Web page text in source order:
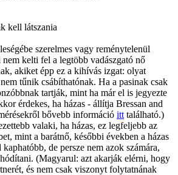
kell látszania
szerelmes vagy reménytelenül
kelti fel a legtöbb vadászgató nő
akiket épp ez a kihívás izgat: olyat
tűnik csábíthatónak. Ha a pasinak csak
tartják, mint ha már el is jegyezte
érdekes, ha házas - állítja Bressan and
bővebb információ itt található.)
valaki, ha házas, ez legfeljebb az
mint a barátnő, későbbi években a házas
de persze nem azok számára,
(Magyarul: azt akarják elérni, hogy
és nem csak viszonyt folytatnának